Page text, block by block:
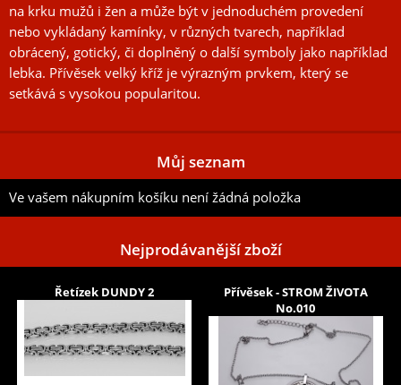
na krku mužů i žen a může být v jednoduchém provedení
nebo vykládaný kamínky, v různých tvarech, například
obrácený, gotický, či doplněný o další symboly jako například
lebka. Přívěsek velký kříž je výrazným prvkem, který se
setkává s vysokou popularitou.
Můj seznam
Ve vašem nákupním košíku není žádná položka
Nejprodávanější zboží
Řetízek DUNDY 2
Přívěsek - STROM ŽIVOTA
No.010